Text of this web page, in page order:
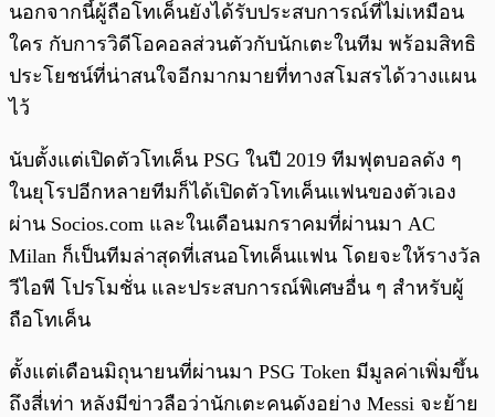
นอกจากนี้ผู้ถือโทเค็นยังได้รับประสบการณ์ที่ไม่เหมือน
ใคร กับการวิดีโอคอลส่วนตัวกับนักเตะในทีม พร้อมสิทธิ
ประโยชน์ที่น่าสนใจอีกมากมายที่ทางสโมสรได้วางแผน
ไว้
นับตั้งแต่เปิดตัวโทเค็น PSG ในปี 2019 ทีมฟุตบอลดัง ๆ
ในยุโรปอีกหลายทีมก็ได้เปิดตัวโทเค็นแฟนของตัวเอง
ผ่าน Socios.com และในเดือนมกราคมที่ผ่านมา AC
Milan ก็เป็นทีมล่าสุดที่เสนอโทเค็นแฟน โดยจะให้รางวัล
วีไอพี โปรโมชั่น และประสบการณ์พิเศษอื่น ๆ สำหรับผู้
ถือโทเค็น
ตั้งแต่เดือนมิถุนายนที่ผ่านมา PSG Token มีมูลค่าเพิ่มขึ้น
ถึงสี่เท่า หลังมีข่าวลือว่านักเตะคนดังอย่าง Messi จะย้าย